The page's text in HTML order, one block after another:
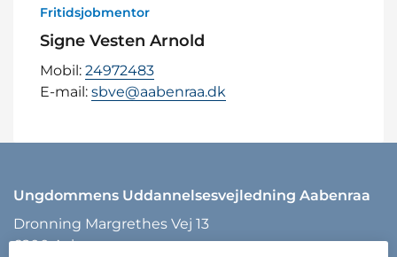
Fritidsjobmentor
Signe Vesten Arnold
Mobil: 24972483
E-mail: sbve@aabenraa.dk
Ungdommens Uddannelsesvejledning Aabenraa
Dronning Margrethes Vej 13
6200 Aabenraa